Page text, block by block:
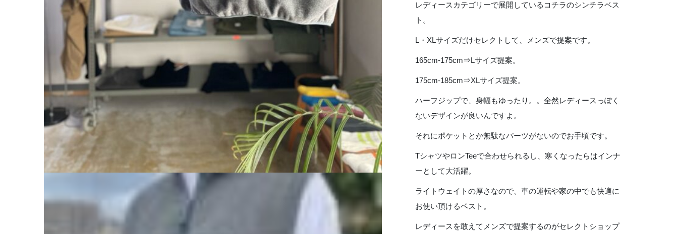
NICKEL
W/NOUVEAU
[22950]
レディースカテゴリーで展開しているコチラのシンチラベス
ト。
L・XLサイズだけセレクトして、メンズで提案です。
165cm-175cm⇒Lサイズ提案。
175cm-185cm⇒XLサイズ提案。
ハーフジップで、身幅もゆったり。。全然レディースっぽく
ないデザインが良いんですよ。
それにポケットとか無駄なパーツがないのでお手頃です。
TシャツやロンTeeで合わせられるし、寒くなったらはインナ
ーとして大活躍。
ライトウェイトの厚さなので、車の運転や家の中でも快適に
お使い頂けるベスト。
レディースを敢えてメンズで提案するのがセレクトショップ